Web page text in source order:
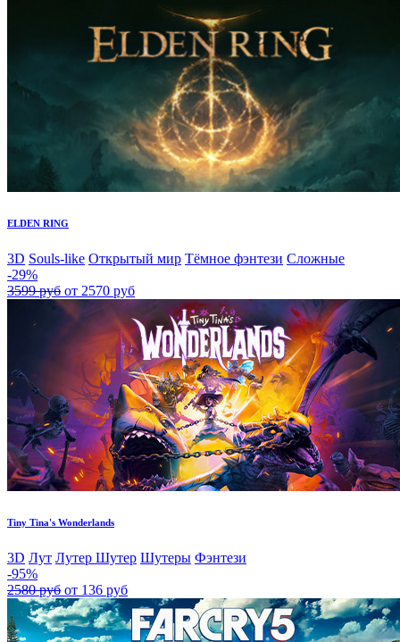
ELDEN RING
3D Souls-like Открытый мир Тёмное фэнтези Сложные
-29%
3599 руб от 2570 руб
Tiny Tina's Wonderlands
3D Лут Лутер Шутер Шутеры Фэнтези
-95%
2580 руб от 136 руб